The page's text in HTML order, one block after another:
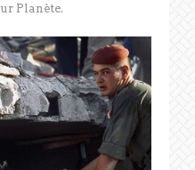
Planète.